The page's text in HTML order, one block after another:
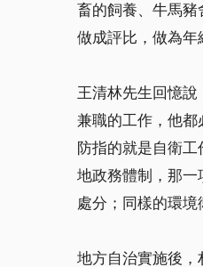
畜的飼養、牛馬
做成評比，做為年
王清林先生回憶
兼職的工作，他都
防指的就是自衛
地政務體制，那一
處分；同樣的環境
地方自治實施後，